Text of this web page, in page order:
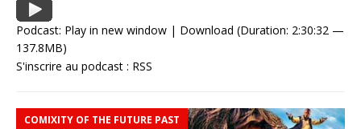
Podcast: Play in new window | Download (Duration: 2:30:32 —
137.8MB)
S'inscrire au podcast : RSS
COMIXITY OF THE FUTURE PAST